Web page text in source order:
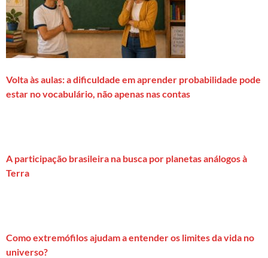
Volta às aulas: a dificuldade em aprender probabilidade pode
estar no vocabulário, não apenas nas contas
A participação brasileira na busca por planetas análogos à
Terra
Como extremófilos ajudam a entender os limites da vida no
universo?